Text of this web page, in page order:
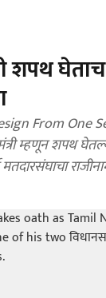
शपथ
From One
म्हणून शपथ
मतदारसंघाचा